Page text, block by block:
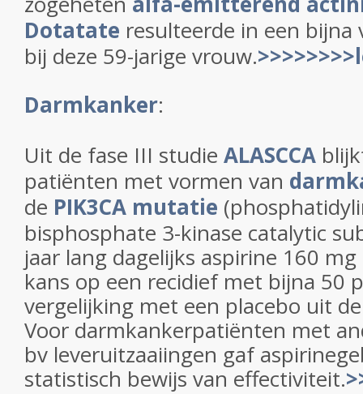
Dotatate resulteerde in een bijna
bij deze 59-jarige vrouw.
Darmkanker:
Uit de fase III studie ALASCCA
patiënten met vormen van
de PIK3CA mutatie
bisphosphate 3-kinase catalytic
jaar lang dagelijks aspirine 160
kans op een recidief met bijna 50
vergelijking met een placebo uit
Voor darmkankerpatiënten met
bv leveruitzaaiingen gaf
statistisch bewijs van effectiviteit.